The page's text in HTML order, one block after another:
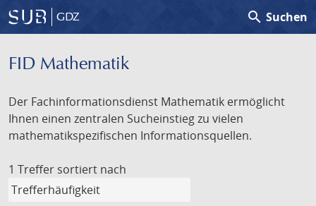
GDZ search Suchen
FID Mathematik
Der Fachinformationsdienst Mathematik ermöglicht
Ihnen einen zentralen Sucheinstieg zu vielen
mathematikspezifischen Informationsquellen.
1 Treffer sortiert nach